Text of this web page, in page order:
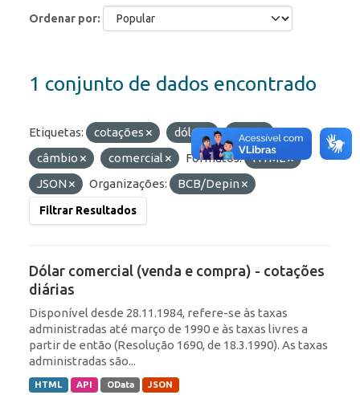
Ordenar por
1 conjunto de dados encontrado
Etiquetas: cotações dólar
ptax
câmbio
comercial Formatos:
HTML
JSON
Organizações: BCB/Depin
Filtrar Resultados
Dólar comercial (venda e compra) - cotações
diárias
Disponível desde 28.11.1984, refere-se às taxas
administradas até março de 1990 e às taxas livres a
partir de então (Resolução 1690, de 18.3.1990). As taxas
administradas são...
HTML API OData JSON